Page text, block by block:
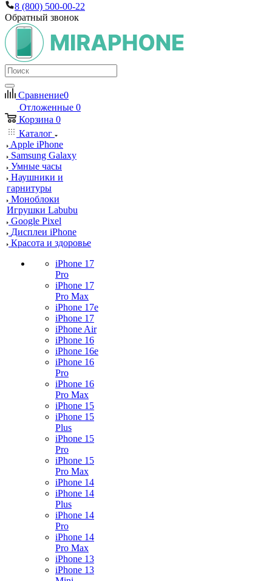
8 (800) 500-00-22
Обратный звонок
Сравнение0
Отложенные 0
Корзина 0
Каталог
Apple iPhone
Samsung Galaxy
Умные часы
Наушники и
гарнитуры
Моноблоки
Игрушки Labubu
Google Pixel
Дисплеи iPhone
Красота и здоровье
iPhone 17
Pro
iPhone 17
Pro Max
iPhone 17e
iPhone 17
iPhone Air
iPhone 16
iPhone 16e
iPhone 16
Pro
iPhone 16
Pro Max
iPhone 15
iPhone 15
Plus
iPhone 15
Pro
iPhone 15
Pro Max
iPhone 14
iPhone 14
Plus
iPhone 14
Pro
iPhone 14
Pro Max
iPhone 13
iPhone 13